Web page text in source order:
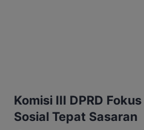
Komisi III DPRD
Sosial Tepat Sasaran